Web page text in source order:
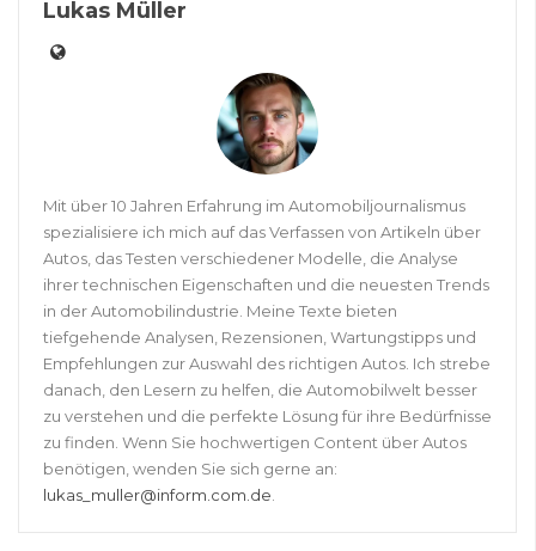
Lukas Müller
Mit über 10 Jahren Erfahrung im Automobiljournalismus
spezialisiere ich mich auf das Verfassen von Artikeln über
Autos, das Testen verschiedener Modelle, die Analyse
ihrer technischen Eigenschaften und die neuesten Trends
in der Automobilindustrie. Meine Texte bieten
tiefgehende Analysen, Rezensionen, Wartungstipps und
Empfehlungen zur Auswahl des richtigen Autos. Ich strebe
danach, den Lesern zu helfen, die Automobilwelt besser
zu verstehen und die perfekte Lösung für ihre Bedürfnisse
zu finden. Wenn Sie hochwertigen Content über Autos
benötigen, wenden Sie sich gerne an:
lukas_muller@inform.com.de